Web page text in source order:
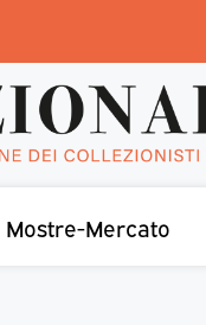
Mostre-Mercato